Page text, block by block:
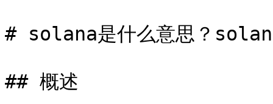
# solana是什么意思？
## 概述